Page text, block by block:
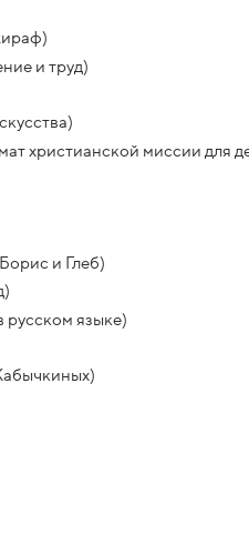
и труд)
христианской миссии для
и Глеб)
языке)